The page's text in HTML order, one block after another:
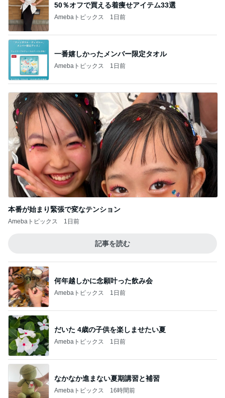
50％オフで買える着痩せアイテム33選
Amebaトピックス 1日前
一番嬉しかったメンバー限定タオル
Amebaトピックス 1日前
本番が始まり緊張で変なテンション
Amebaトピックス 1日前
記事を読む
何年越しかに念願叶った飲み会
Amebaトピックス 1日前
だいた 4歳の子供を楽しませたい夏
Amebaトピックス 1日前
なかなか進まない夏期講習と補習
Amebaトピックス 16時間前